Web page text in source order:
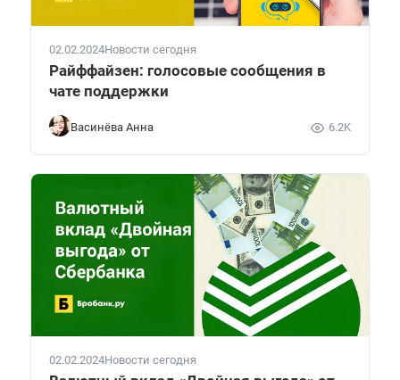
02.02.2024Новости сегодня
Райффайзен: голосовые сообщения в
чате поддержки
Васинёва Анна 6.2K
02.02.2024Новости сегодня